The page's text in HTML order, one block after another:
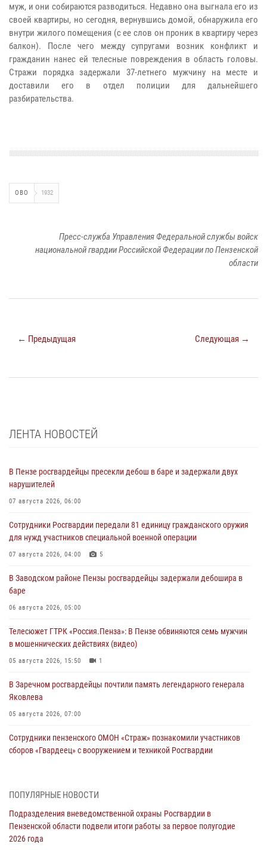
муж, и они собираются разводиться. Недавно она выгнала его из
своей квартиры, но сегодня, вернувшись домой, обнаружила его
внутри жилого помещения (с ее слов он проник в квартиру через
балкон). После чего между супругами возник конфликт и
гражданин нанес ей телесные повреждения в область головы.
Стражи порядка задержали 37-летнего мужчину на месте и
доставили его в отдел полиции для дальнейшего
разбирательства.
ОВО 1932
Пресс-служба Управления Федеральной службы войск
национальной гвардии Российской Федерации по Пензенской
области
← Предыдущая Следующая →
ЛЕНТА НОВОСТЕЙ
В Пензе росгвардейцы пресекли дебош в баре и задержали двух
нарушителей
07 августа 2026, 06:00
Сотрудники Росгвардии передали 81 единицу гражданского оружия
для нужд участников специальной военной операции
07 августа 2026, 04:00 5
В Заводском районе Пензы росгвардейцы задержали дебошира в
баре
06 августа 2026, 05:00
Телесюжет ГТРК «Россия.Пенза»: В Пензе обвиняются семь мужчин
в мошеннических действиях (видео)
05 августа 2026, 15:50 1
В Заречном росгвардейцы почтили память легендарного генерала
Яковлева
05 августа 2026, 07:00
Сотрудники пензенского ОМОН «Страж» познакомили участников
сборов «Гвардеец» с вооружением и техникой Росгвардии
В Пензе сотрудники Росгвардии оказали помощь
05 августа 2026, 04:00
В Пензе при силовой поддержке Росгвардии пресечена
ПОПУЛЯРНЫЕ НОВОСТИ
Подразделения вневедомственной охраны Росгвардии в
Пензенской области подвели итоги работы за первое полугодие
2026 года